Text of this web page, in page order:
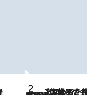
2026.8.5
【阿川佐和子さんの年とる力】なぜ70代で始めた趣味は“こんなに楽しい”のか？ ピアノ、俳句…スランプに陥っても続けられる“ある秘訣”とは